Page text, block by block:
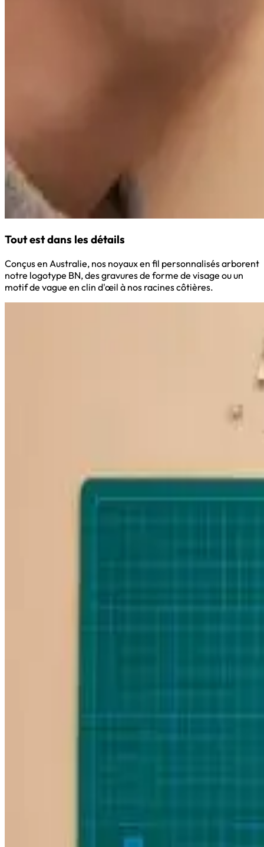
Tout est dans les détails
Conçus en Australie, nos noyaux en fil personnalisés arborent
notre logotype BN, des gravures de forme de visage ou un
motif de vague en clin d'œil à nos racines côtières.